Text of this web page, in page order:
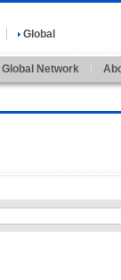
Global
Global Network